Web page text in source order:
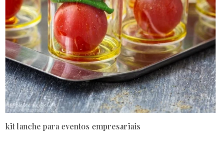
kit lanche para eventos empresariais